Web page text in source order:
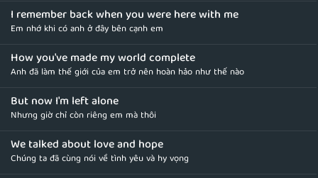
I remember back when you were here with me
Em nhớ khi có anh ở đây bên cạnh em
How you've made my world complete
Anh đã làm thế giới của em trở nên hoàn hảo như thế nào
But now I'm left alone
Nhưng giờ chỉ còn riêng em mà thôi
We talked about love and hope
Chúng ta đã cùng nói về tình yêu và hy vọng